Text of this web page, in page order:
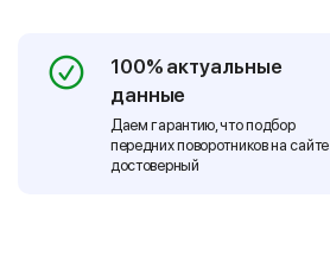
100% актуальные
данные
Даем гарантию, что подбор
передних поворотников на сайте
достоверный